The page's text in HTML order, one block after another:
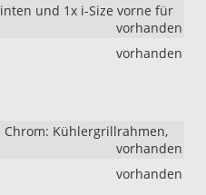
und 1x i-Size vorne für
vorhanden
vorhanden
Kühlergrillrahmen,
vorhanden
vorhanden